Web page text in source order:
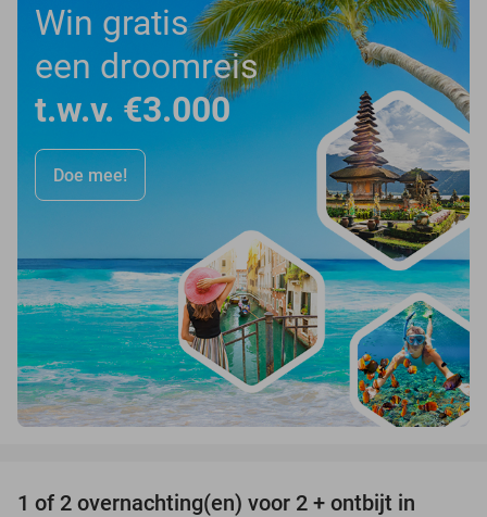
Win gratis
een droomreis
t.w.v. €3.000
Doe mee!
1 of 2 overnachting(en) voor 2 + ontbijt in